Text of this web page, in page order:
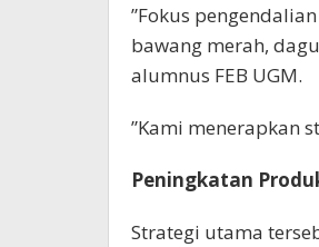
”Fokus
bawang merah,
alumnus FEB UGM.
”Kami menerapkan
Peningkatan
Strategi utama